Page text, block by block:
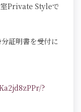
Private Styleで
証明書を受付に
?